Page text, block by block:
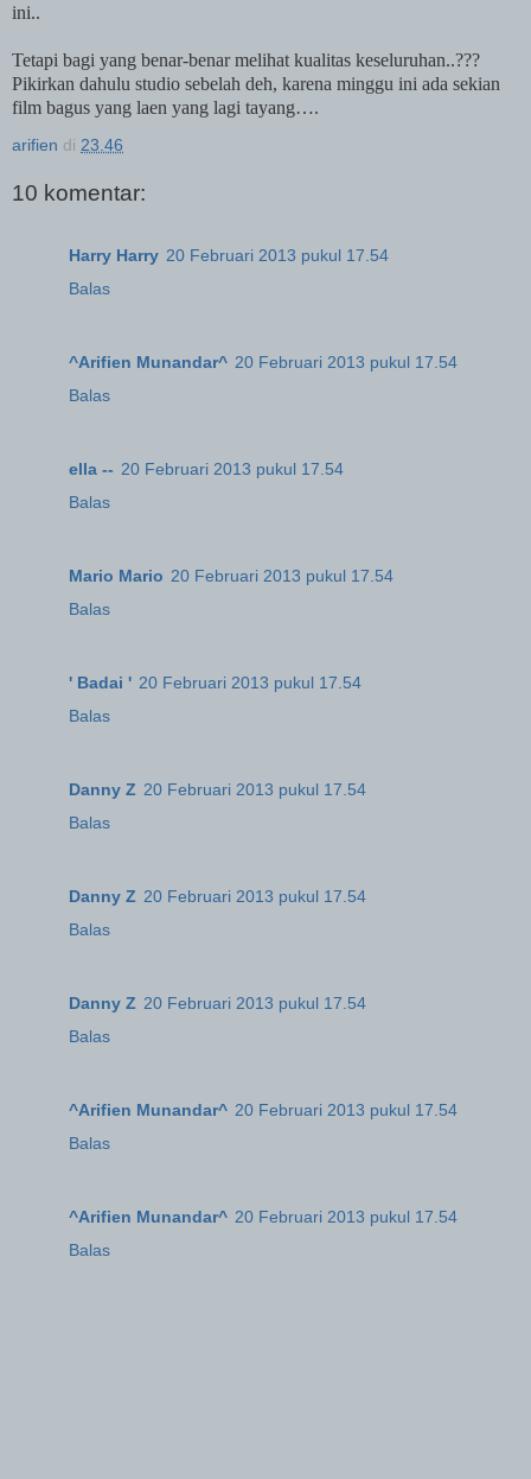
ini..
Tetapi bagi yang benar-benar melihat kualitas keseluruhan..???
Pikirkan dahulu studio sebelah deh, karena minggu ini ada sekian
film bagus yang laen yang lagi tayang….
arifien di 23.46
10 komentar:
Harry Harry 20 Februari 2013 pukul 17.54
Balas
^Arifien Munandar^ 20 Februari 2013 pukul 17.54
Balas
ella -- 20 Februari 2013 pukul 17.54
Balas
Mario Mario 20 Februari 2013 pukul 17.54
Balas
' Badai ' 20 Februari 2013 pukul 17.54
Balas
Danny Z 20 Februari 2013 pukul 17.54
Balas
Danny Z 20 Februari 2013 pukul 17.54
Balas
Danny Z 20 Februari 2013 pukul 17.54
Balas
^Arifien Munandar^ 20 Februari 2013 pukul 17.54
Balas
^Arifien Munandar^ 20 Februari 2013 pukul 17.54
Balas